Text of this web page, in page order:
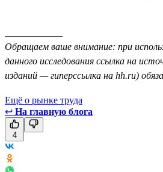
Обращаем ваше внимание: при
данного исследования ссылка на
изданий — гиперссылка на hh.ru)
Ещё о рынке труда
↩ На главную блога
4